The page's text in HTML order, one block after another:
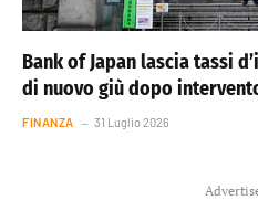
Bank of Japan lascia tassi
di nuovo giù dopo
FINANZA 31 Luglio 2026